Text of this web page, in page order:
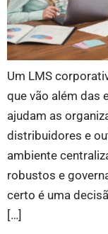
Um LMS
que vão além das
ajudam as
distribuidores e
ambiente
robustos e
certo é uma
[…]